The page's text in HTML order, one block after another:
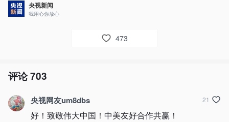
央视新闻
我用心你放心
473
评论703
央视网友um8dbs
好！致敬伟大中国！中美友好合作共赢！
21